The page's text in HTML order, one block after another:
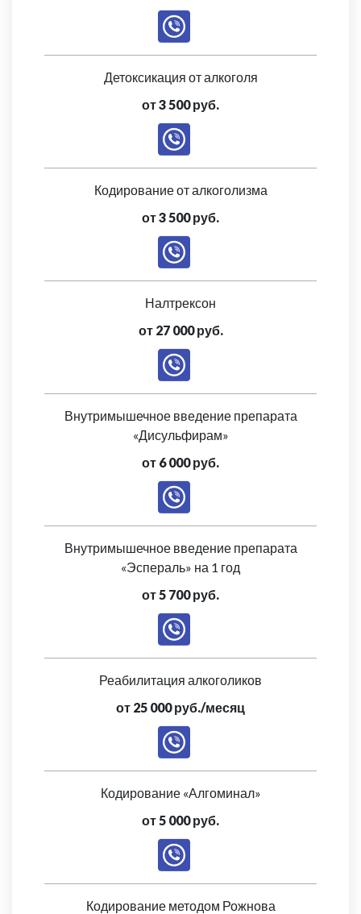
Детоксикация от алкоголя
от 3 500 руб.
Кодирование от алкоголизма
от 3 500 руб.
Налтрексон
от 27 000 руб.
Внутримышечное введение препарата
«Дисульфирам»
от 6 000 руб.
Внутримышечное введение препарата
«Эспераль» на 1 год
от 5 700 руб.
Реабилитация алкоголиков
от 25 000 руб./месяц
Кодирование «Алгоминал»
от 5 000 руб.
Кодирование методом Рожнова